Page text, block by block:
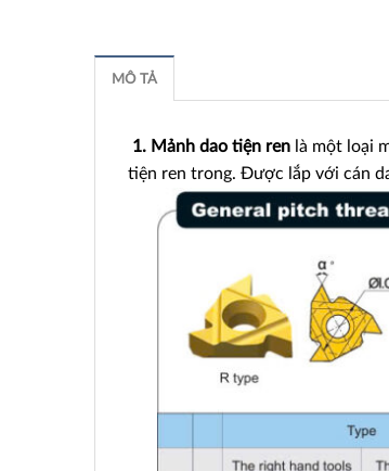
MÔ TẢ
1. Mảnh dao tiện ren là một loại
tiện ren trong. Được lắp với cán